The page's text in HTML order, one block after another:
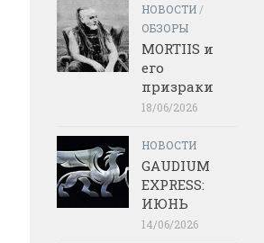
НОВОСТИ /
ОБЗОРЫ
MORTIIS и
его
призраки
18/06/2026
НОВОСТИ
GAUDIUM
EXPRESS:
ИЮНЬ
14/06/2026